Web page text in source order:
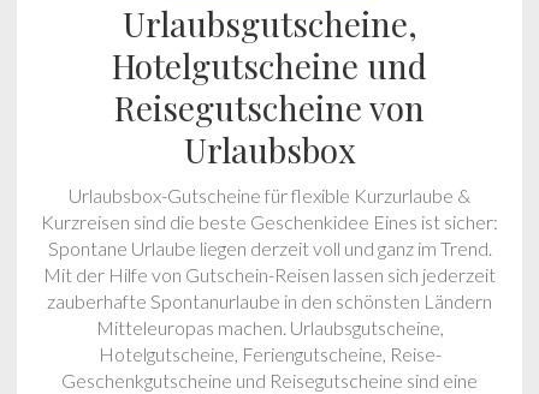
Urlaubsgutscheine,
Hotelgutscheine und
Reisegutscheine von
Urlaubsbox
Urlaubsbox-Gutscheine für flexible Kurzurlaube &
Kurzreisen sind die beste Geschenkidee Eines ist sicher:
Spontane Urlaube liegen derzeit voll und ganz im Trend.
Mit der Hilfe von Gutschein-Reisen lassen sich jederzeit
zauberhafte Spontanurlaube in den schönsten Ländern
Mitteleuropas machen. Urlaubsgutscheine,
Hotelgutscheine, Feriengutscheine, Reise-
Geschenkgutscheine und Reisegutscheine sind eine